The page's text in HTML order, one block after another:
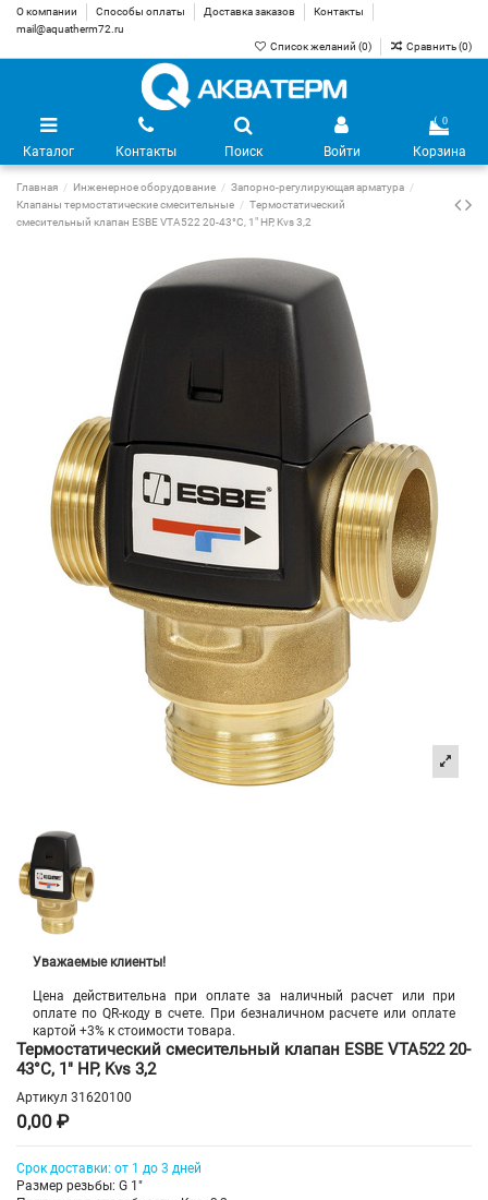
О компании Способы оплаты Доставка заказов
Контакты
mail@aquatherm72.ru
Список желаний (0) Сравнить (0)
Каталог Контакты Поиск Войти
0
Корзина
Главная Инженерное оборудование
Запорно-регулирующая арматура
Клапаны термостатические смесительные
Термостатический
смесительный клапан ESBE VTA522 20-43°С, 1" НР, Kvs 3,2
Уважаемые клиенты!
Цена действительна при оплате за наличный расчет или при
оплате по QR-коду в счете. При безналичном расчете или оплате
картой +3% к стоимости товара.
Термостатический смесительный клапан ESBE VTA522 20-
43°С, 1" НР, Kvs 3,2
Артикул 31620100
0,00 ₽
Срок доставки: от 1 до 3 дней
Размер резьбы: G 1"